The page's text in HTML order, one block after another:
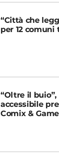
“Città che
per 12 comuni
“Oltre il
accessibile
Comix &